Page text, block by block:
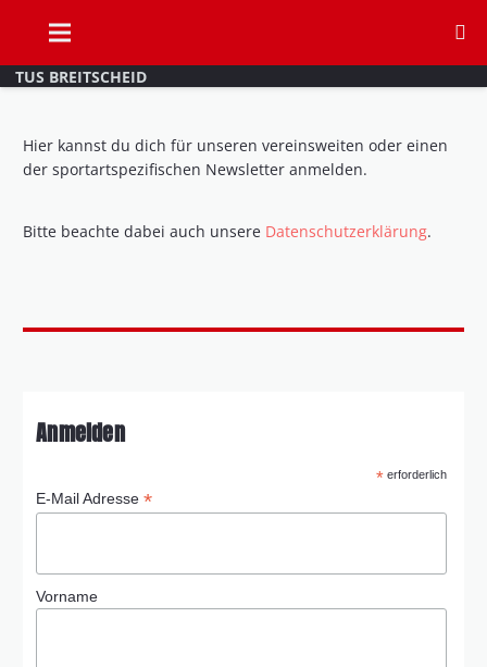
TUS BREITSCHEID
Hier kannst du dich für unseren vereinsweiten oder einen
der sportartspezifischen Newsletter anmelden.
Bitte beachte dabei auch unsere Datenschutzerklärung.
Anmelden
* erforderlich
E-Mail Adresse*
Vorname